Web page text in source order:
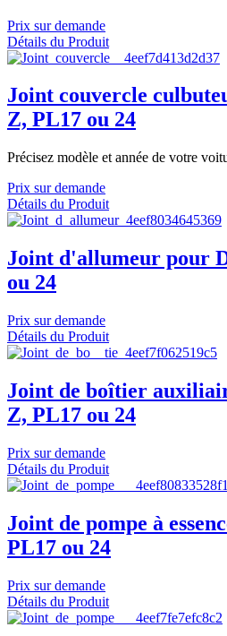
Prix sur demande
Détails du Produit
Joint couvercle
Z, PL17 ou 24
Précisez modèle et année de votre
Prix sur demande
Détails du Produit
Joint d'allumeur pour
ou 24
Prix sur demande
Détails du Produit
Joint de boîtier
Z, PL17 ou 24
Prix sur demande
Détails du Produit
Joint de pompe à
PL17 ou 24
Prix sur demande
Détails du Produit